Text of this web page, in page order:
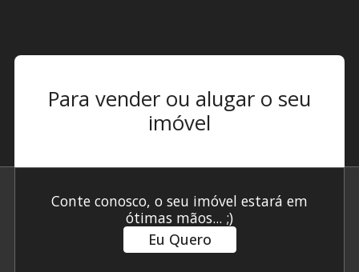
Para vender ou alugar o seu
imóvel
Conte conosco, o seu imóvel estará em
ótimas mãos... ;)
Eu Quero